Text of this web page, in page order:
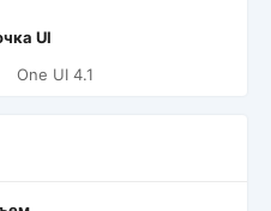
UI
One UI 4.1